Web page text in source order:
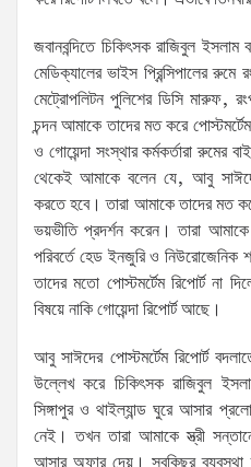
জবানবন্দিতে চিকিৎসক রাজিবুল
মেডিক্যালের ভাইস প্রিন্সিপালের রুমে
মেট্রোপলিটন পুলিশের ডিসি মারুফ,
চন্দন আমাকে তাদের মত করে
ও গোয়েন্দা সংস্থার কর্মকর্তারা রুমের
থেকেই আমাকে বলেন যে, আবু
করতে হবে। তারা আমাকে তাদের মত
ভয়ভীতি প্রদর্শন করেন। তারা
পরিবর্তে হেড ইনজুরি ও
তাদের মতো পোস্টমর্টেম রিপোর্ট না
বিষয়ে নাকি গোয়েন্দা রিপোর্ট আছে।
আবু সাঈদের পোস্টমর্টেম রিপোর্ট
উল্লেখ করে চিকিৎসক রাজিবুল
সিঙ্গাপুর ও থাইল্যান্ড ঘুরে আসার
নেই। তখন তারা আমাকে স্ত্রী